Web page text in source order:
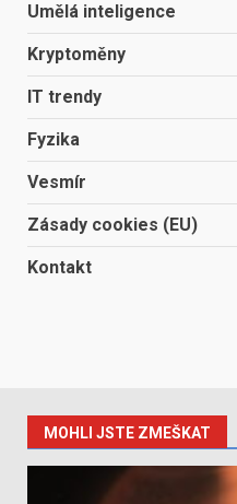
Umělá inteligence
Kryptoměny
IT trendy
Fyzika
Vesmír
Zásady cookies (EU)
Kontakt
MOHLI JSTE ZMEŠKAT